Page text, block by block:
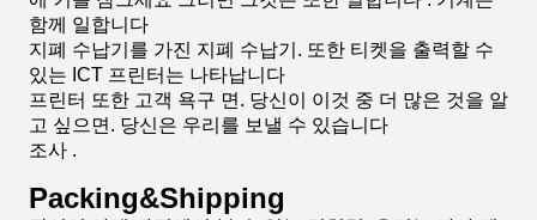
세부 사항 이미지
우리의 화면의 모두는 48 시간 평가입니다, 품질이 보증
되고, 더의 우리의 기업들의 디스플레이입니다
당신이 중국을 사들이고 싶으면, 미국은 딜러들을 상당히
구비합니다, 우리가 당신에게 팔 수 있고, 면 안에 구입하
미국 시간이 오는 우리 당신이 우리와 연락하고, 우리가